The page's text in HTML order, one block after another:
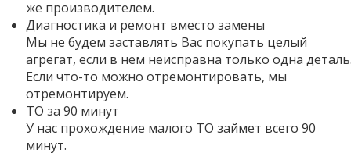
же производителем.
Диагностика и ремонт вместо замены
Мы не будем заставлять Вас покупать целый
агрегат, если в нем неисправна только одна
Если что-то можно отремонтировать, мы
отремонтируем.
ТО за 90 минут
У нас прохождение малого ТО займет всего 90
минут.